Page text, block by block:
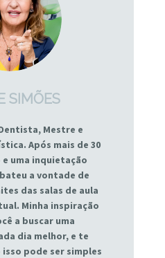
SIMÕES
Mestre e
Após mais de 30
e uma inquietação
a vontade de
das salas de aula
Minha inspiração
a buscar uma
dia melhor, e te
pode ser simples